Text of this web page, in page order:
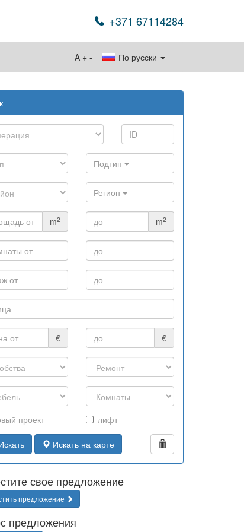
+371 67114284
По русски
A + -
width="1200" height="628"
width="750" height="392" style="border-
Подтип
Регион
m2 m2
€ €
проект лифт
Искать на карте
свое предложение
предложение
предложения